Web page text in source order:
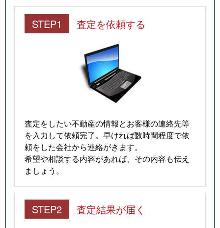
STEP1 査定を依頼する
査定をしたい不動産の情報とお客様の連絡先等
を入力して依頼完了。早ければ数時間程度で依
頼をした会社から連絡がきます。
希望や相談する内容があれば、その内容も伝え
ましょう。
STEP2 査定結果が届く